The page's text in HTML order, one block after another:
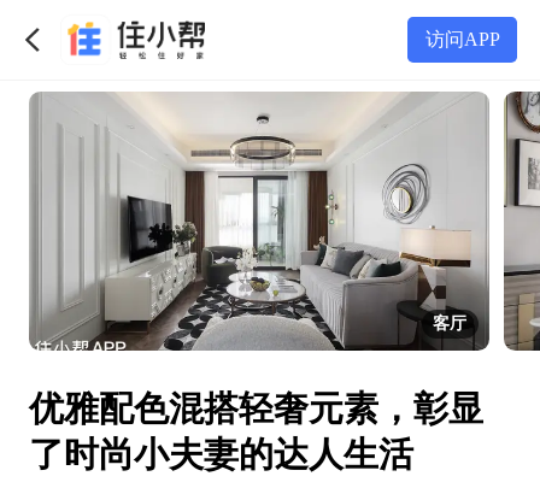
访问APP
客厅
优雅配色混搭轻奢元素，彰显
了时尚小夫妻的达人生活